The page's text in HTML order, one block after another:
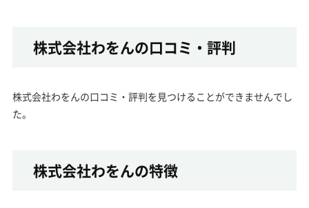
株式会社わをんの口コミ・評判
株式会社わをんの口コミ・評判を見つけることができませんでし
た。
株式会社わをんの特徴